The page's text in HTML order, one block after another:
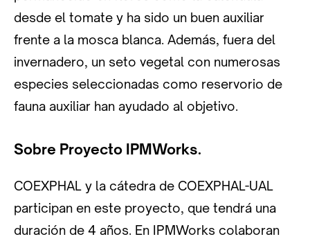
desde el tomate y ha sido un buen auxiliar
frente a la mosca blanca. Además, fuera del
invernadero, un seto vegetal con numerosas
especies seleccionadas como reservorio de
fauna auxiliar han ayudado al objetivo.
Sobre Proyecto IPMWorks.
COEXPHAL y la cátedra de COEXPHAL-UAL
participan en este proyecto, que tendrá una
duración de 4 años. En IPMWorks colaboran